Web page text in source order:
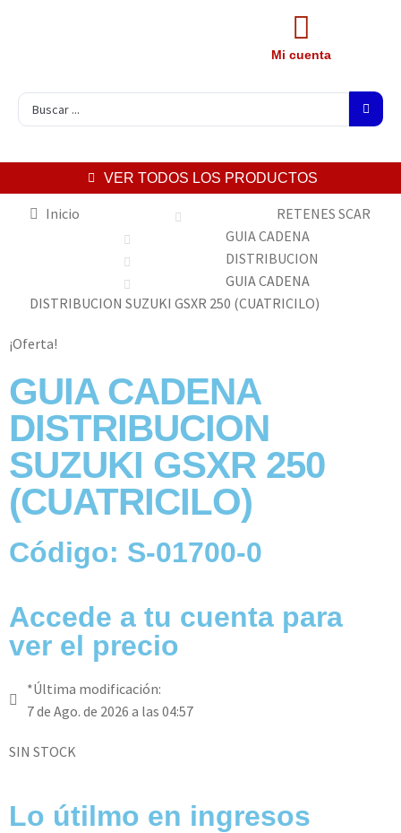
Mi cuenta
VER TODOS LOS PRODUCTOS
Inicio
RETENES SCAR
GUIA CADENA
DISTRIBUCION
GUIA CADENA
DISTRIBUCION SUZUKI GSXR 250 (CUATRICILO)
¡Oferta!
GUIA CADENA
DISTRIBUCION
SUZUKI GSXR 250
(CUATRICILO)
Código: S-01700-0
Accede a tu cuenta para
ver el precio
*Última modificación:
7 de Ago. de 2026 a las 04:57
SIN STOCK
Lo útilmo en ingresos